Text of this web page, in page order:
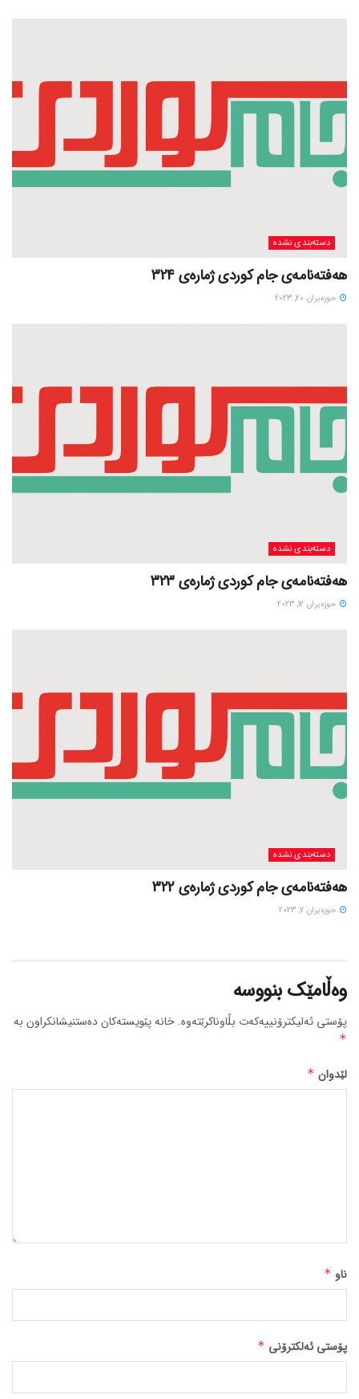
دسته‌بندی نشده
هەفتەنامەی جام کوردی ژمارەی 324
حوزه‌یران 20, 2023
دسته‌بندی نشده
هەفتەنامەی جام کوردی ژمارەی 323
حوزه‌یران 12, 2023
دسته‌بندی نشده
هەفتەنامەی جام کوردی ژمارەی 322
حوزه‌یران 7, 2023
وەڵامێک بنووسە
پۆستی ئەلیکترۆنییەکەت بڵاوناکرێتەوە. خانە پێویستەکان دەستنیشانکراون بە
*
لێدوان *
ناو *
پۆستی ئەلکترۆنی *